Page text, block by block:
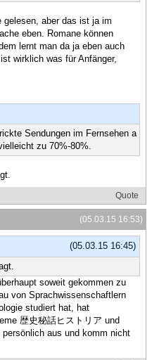
gelesen, aber das ist ja im
eben. Romane können
lernt man da ja eben auch
wirklich was für Anfänger,
Sendungen im Fernsehen a
zu 70%-80%.
Quote
(05.03.15 16:53)
(05.03.15 16:45)
soweit gekommen zu
von Sprachwissenschaftlern
studiert hat, hat
歴史秘話ヒストリア und
aus und komm nicht